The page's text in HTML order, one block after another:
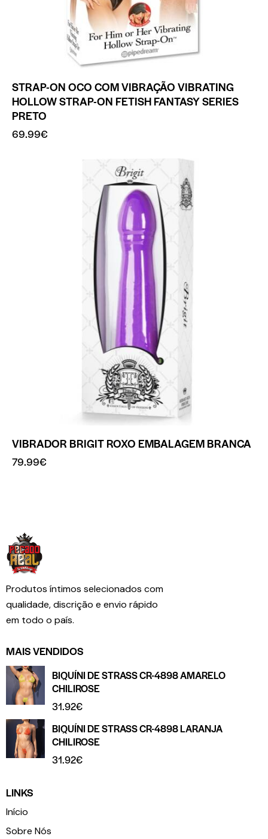
STRAP-ON OCO COM VIBRAÇÃO VIBRATING
HOLLOW STRAP-ON FETISH FANTASY SERIES
PRETO
69.99€
VIBRADOR BRIGIT ROXO EMBALAGEM BRANCA
79.99€
Produtos íntimos selecionados com
qualidade, discrição e envio rápido
em todo o país.
MAIS VENDIDOS
BIQUÍNI DE STRASS CR-4898 AMARELO
CHILIROSE
31.92€
BIQUÍNI DE STRASS CR-4898 LARANJA
CHILIROSE
31.92€
LINKS
Início
Sobre Nós